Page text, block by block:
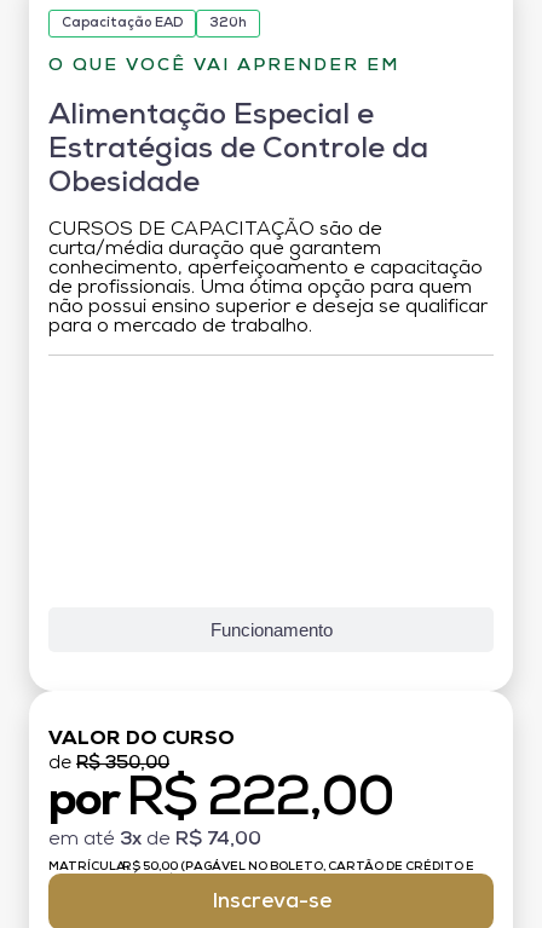
Capacitação EAD 320h
O QUE VOCÊ VAI APRENDER EM
Alimentação Especial e
Estratégias de Controle da
Obesidade
CURSOS DE CAPACITAÇÃO são de
curta/média duração que garantem
conhecimento, aperfeiçoamento e capacitação
de profissionais. Uma ótima opção para quem
não possui ensino superior e deseja se qualificar
para o mercado de trabalho.
Funcionamento
VALOR DO CURSO
de R$ 350,00
por R$ 222,00
em até 3x de R$ 74,00
MATRÍCULA:R$ 50,00 (PAGÁVEL NO BOLETO, CARTÃO DE CRÉDITO E
Inscreva-se